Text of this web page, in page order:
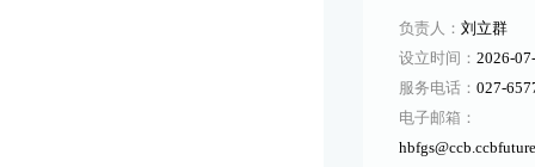
负责人： 刘立群
设立时间： 2026-
服务电话： 027-
电子邮箱：